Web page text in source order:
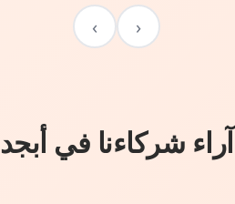
‹
›
آراء شركاءنا في أبجد